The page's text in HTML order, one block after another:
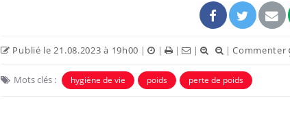
Publié le 21.08.2023 à 19h00 | | | | |Commenter
Mots clés : hygiène de vie poids perte de poids